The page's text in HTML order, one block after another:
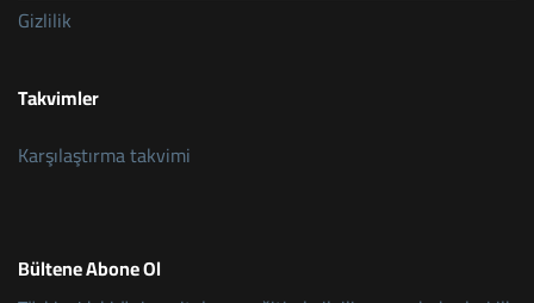
Gizlilik
Takvimler
Karşılaştırma takvimi
Bültene Abone Ol